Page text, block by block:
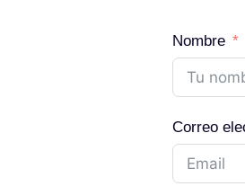
Nombre
Correo